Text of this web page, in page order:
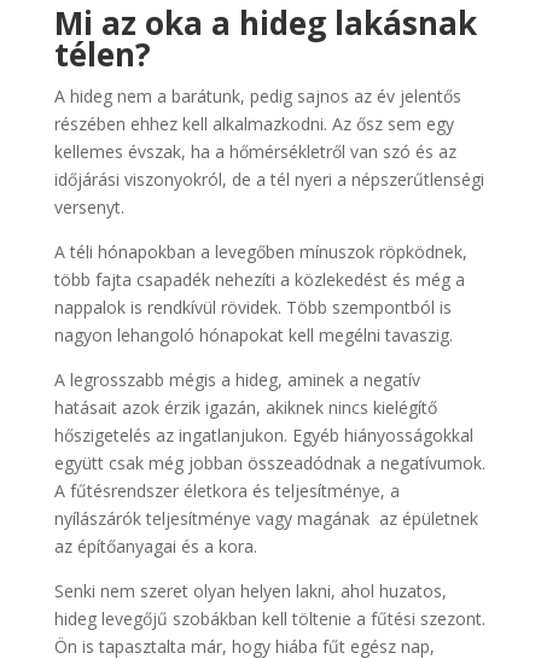
Mi az oka a hideg lakásnak
télen?
A hideg nem a barátunk, pedig sajnos az év jelentős
részében ehhez kell alkalmazkodni. Az ősz sem egy
kellemes évszak, ha a hőmérsékletről van szó és az
időjárási viszonyokról, de a tél nyeri a népszerűtlenségi
versenyt.
A téli hónapokban a levegőben mínuszok röpködnek,
több fajta csapadék nehezíti a közlekedést és még a
nappalok is rendkívül rövidek. Több szempontból is
nagyon lehangoló hónapokat kell megélni tavaszig.
A legrosszabb mégis a hideg, aminek a negatív
hatásait azok érzik igazán, akiknek nincs kielégítő
hőszigetelés az ingatlanjukon. Egyéb hiányosságokkal
együtt csak még jobban összeadódnak a negatívumok.
A fűtésrendszer életkora és teljesítménye, a
nyílászárók teljesítménye vagy magának az épületnek
az építőanyagai és a kora.
Senki nem szeret olyan helyen lakni, ahol huzatos,
hideg levegőjű szobákban kell töltenie a fűtési szezont.
Ön is tapasztalta már, hogy hiába fűt egész nap,